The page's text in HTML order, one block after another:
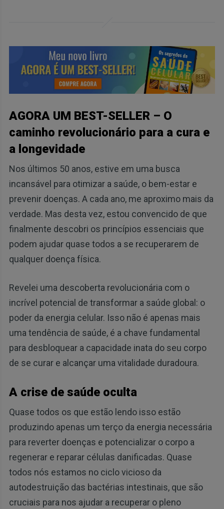
AGORA UM BEST-SELLER – O
caminho revolucionário para a cura e
a longevidade
Nos últimos 50 anos, estive em uma busca
incansável para otimizar a saúde, o bem-estar e
prevenir doenças. A cada ano, me aproximo mais da
verdade. Mas desta vez, estou convencido de que
finalmente descobri os princípios essenciais que
podem ajudar quase todos a se recuperarem de
qualquer doença física.
Revelei uma descoberta revolucionária com o
incrível potencial de transformar a saúde global: o
poder da energia celular. Isso não é apenas mais
uma tendência de saúde, é a chave fundamental
para desbloquear a capacidade inata do seu corpo
de se curar e alcançar uma vitalidade duradoura.
A crise de saúde oculta
Quase todos os que estão lendo isso estão
produzindo apenas um terço da energia necessária
para reverter doenças e potencializar o corpo a
regenerar e reparar células danificadas. Quase
todos nós estamos no ciclo vicioso da
autodestruição das bactérias intestinais, que são
cruciais para nos ajudar a recuperar o pleno